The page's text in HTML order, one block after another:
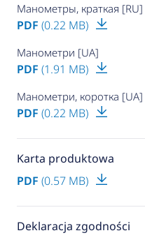
Манометры, краткая [RU]
PDF (0.22 MB)
Манометри [UA]
PDF (1.91 MB)
Манометри, коротка [UA]
PDF (0.22 MB)
Karta produktowa
PDF (0.57 MB)
Deklaracja zgodności